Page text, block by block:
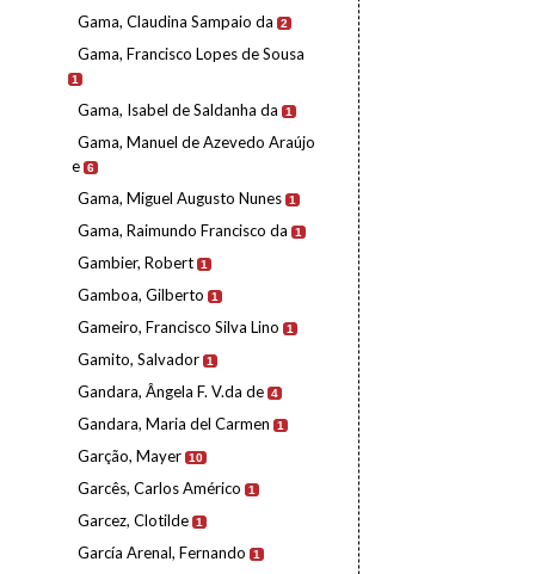
Gama, Claudina Sampaio da 2
Gama, Francisco Lopes de Sousa
1
Gama, Isabel de Saldanha da 1
Gama, Manuel de Azevedo Araújo
e 6
Gama, Miguel Augusto Nunes 1
Gama, Raimundo Francisco da 1
Gambier, Robert 1
Gamboa, Gilberto 1
Gameiro, Francisco Silva Lino 1
Gamito, Salvador 1
Gandara, Ângela F. V.da de 4
Gandara, Maria del Carmen 1
Garção, Mayer 10
Garcês, Carlos Américo 1
Garcez, Clotilde 1
García Arenal, Fernando 1